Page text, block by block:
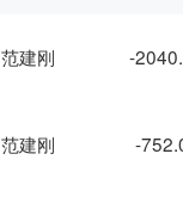
范建刚 -
范建刚 -